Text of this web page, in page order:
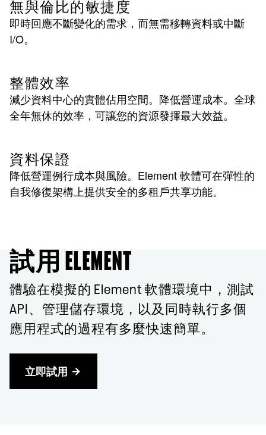
無與倫比的敏捷度
即時回應不斷變化的需求，而無需移轉資料或中斷
I/O。
整體效率
減少資料中心的實體佔用空間。降低營運成本。全球
全年無休的效率，可讓您的資源發揮最大效益。
資料保證
降低營運例行成本與風險。Element 軟體可在彈性的
自我修復架構上提供安全的多租戶共享功能。
試用 ELEMENT
體驗在模擬的 Element 軟體環境中，測試
API、管理儲存環境，以及同時執行多個
應用程式的過程有多麼快速簡單。
立即試用